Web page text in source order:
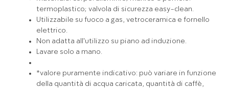
termoplastico; valvola di sicurezza easy-clean.
Utilizzabile su fuoco a gas, vetroceramica e fornello
elettrico.
Non adatta all'utilizzo su piano ad induzione.
Lavare solo a mano.
*valore puramente indicativo: può variare in funzione
della quantità di acqua caricata, quantità di caffè,